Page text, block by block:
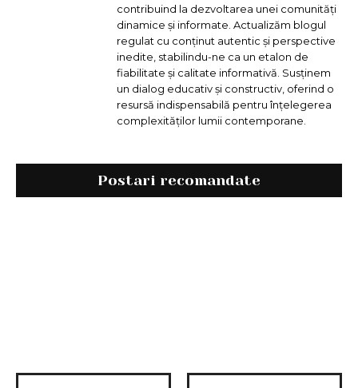
contribuind la dezvoltarea unei comunități
dinamice și informate. Actualizăm blogul
regulat cu conținut autentic și perspective
inedite, stabilindu-ne ca un etalon de
fiabilitate și calitate informativă. Susținem
un dialog educativ și constructiv, oferind o
resursă indispensabilă pentru înțelegerea
complexităților lumii contemporane.
Postari recomandate